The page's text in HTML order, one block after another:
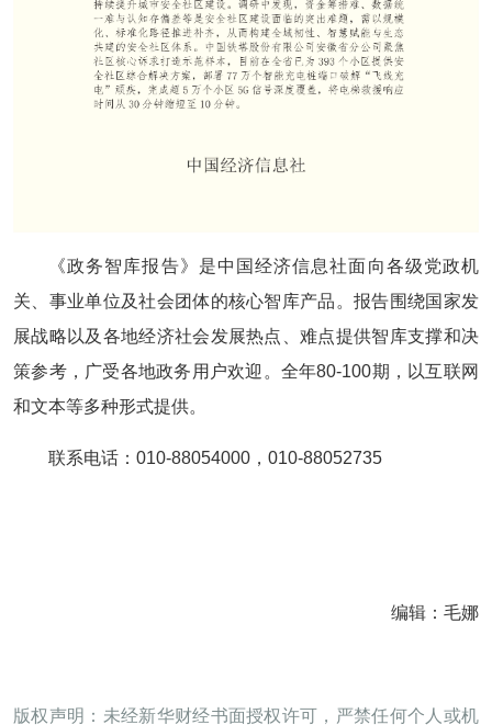
《政务智库报告》是中国经济信息社面向各级党政机
关、事业单位及社会团体的核心智库产品。报告围绕国家发
展战略以及各地经济社会发展热点、难点提供智库支撑和决
策参考，广受各地政务用户欢迎。全年80-100期，以互联网
和文本等多种形式提供。
联系电话：010-88054000，010-88052735
编辑：毛娜
版权声明：未经新华财经书面授权许可，严禁任何个人或机